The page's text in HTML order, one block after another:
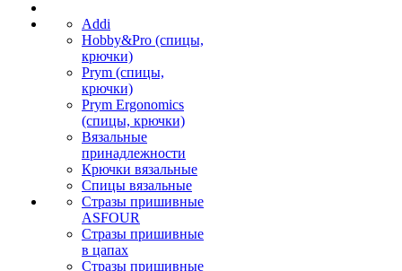
Addi
Hobby&Pro (спицы,
крючки)
Prym (спицы,
крючки)
Prym Ergonomics
(спицы, крючки)
Вязальные
принадлежности
Крючки вязальные
Спицы вязальные
Стразы пришивные
ASFOUR
Стразы пришивные
в цапах
Стразы пришивные